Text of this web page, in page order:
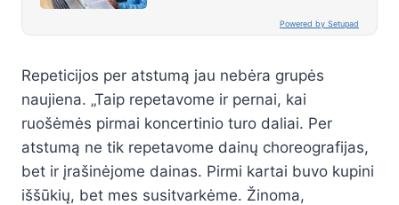
Powered by Setupad
Repeticijos per atstumą jau nebėra grupės
naujiena. „Taip repetavome ir pernai, kai
ruošėmės pirmai koncertinio turo daliai. Per
atstumą ne tik repetavome dainų choreografijas,
bet ir įrašinėjome dainas. Pirmi kartai buvo kupini
iššūkių, bet mes susitvarkėme. Žinoma,